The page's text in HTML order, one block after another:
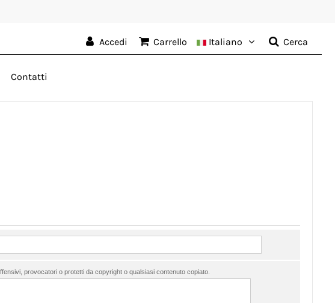
Accedi Carrello Italiano Cerca
Contatti
provocatori o protetti da copyright o qualsiasi contenuto copiato.